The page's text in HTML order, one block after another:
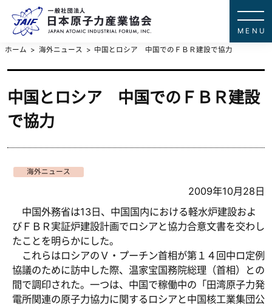
ホーム 海外ニュース 中国とロシア 中国でのＦＢＲ建設で協力
中国とロシア 中国でのＦＢＲ建設
で協力
海外ニュース
2009年10月28日
中国外務省は13日、中国国内における軽水炉建設およ
びＦＢＲ実証炉建設計画でロシアと協力合意文書を交わし
たことを明らかにした。
これらはロシアのＶ・プーチン首相が第１４回中ロ定例
協議のために訪中した際、温家宝国務院総理（首相）との
間で調印された。一つは、中国で稼働中の「田湾原子力発
電所関連の原子力協力に関するロシアと中国核工業集団公